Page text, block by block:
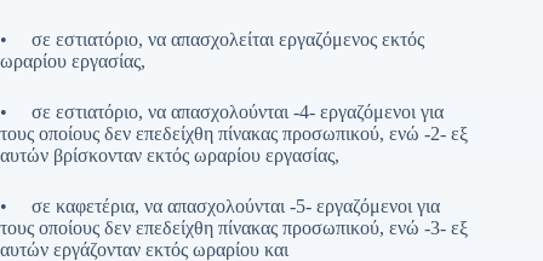
• σε εστιατόριο, να απασχολείται εργαζόμενος εκτός
ωραρίου εργασίας,
• σε εστιατόριο, να απασχολούνται -4- εργαζόμενοι για
τους οποίους δεν επεδείχθη πίνακας προσωπικού, ενώ -2- εξ
αυτών βρίσκονταν εκτός ωραρίου εργασίας,
• σε καφετέρια, να απασχολούνται -5- εργαζόμενοι για
τους οποίους δεν επεδείχθη πίνακας προσωπικού, ενώ -3- εξ
αυτών εργάζονταν εκτός ωραρίου και